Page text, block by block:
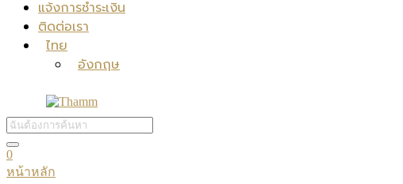
แจ้งการชำระเงิน
ติดต่อเรา
ไทย
อังกฤษ
0
หน้าหลัก